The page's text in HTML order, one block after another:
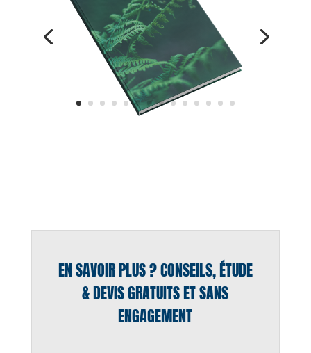
EN SAVOIR PLUS ? CONSEILS, ÉTUDE
& DEVIS GRATUITS ET SANS
ENGAGEMENT